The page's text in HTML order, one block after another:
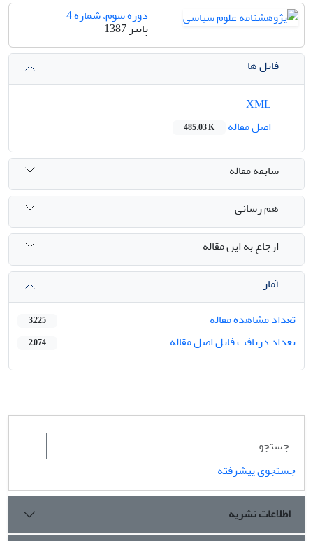
دوره سوم، شماره 4
پاییز 1387
فایل ها
اصل مقاله
485.03 K
سابقه مقاله
هم رسانی
ارجاع به این مقاله
آمار
تعداد مشاهده مقاله
3,225
تعداد دریافت فایل اصل مقاله 2,074
جستجوی پیشرفته
اطلاعات نشریه